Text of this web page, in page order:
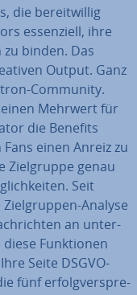
die be­reit­wil­lig
es­sen­zi­ell, ihre
binden. Das
Output. Ganz
Community.
Mehrwert für
die Benefits
einen Anreiz zu
Ziel­grup­pe genau
Seit
Analyse
an un­ter­
Funk­tio­nen
Seite DSGVO-
fünf er­folg­ver­spre­